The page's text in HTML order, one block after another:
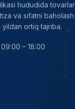
hududida
va sifatni
ortiq tajriba.
– 18:00